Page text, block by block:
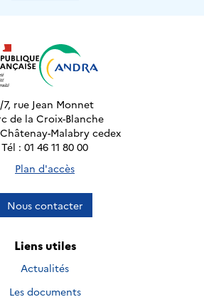
7, rue Jean Monnet
de la Croix-Blanche
Malabry cedex
Tél : 01 46 11 80 00
Plan d'accès
Nous contacter
Liens utiles
Actualités
Les documents